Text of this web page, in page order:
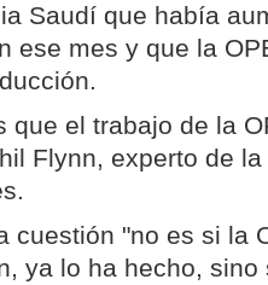
Saudí que había
ese mes y que la
que el trabajo de la
Flynn, experto de
cuestión "no es si la
ya lo ha hecho,